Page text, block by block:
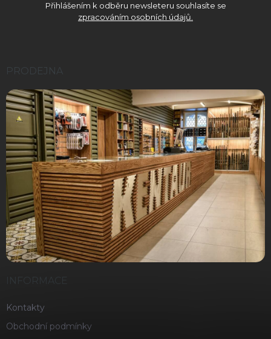
Přihlášením k odběru newsleteru souhlasíte se
zpracováním osobních údajů.
PRODEJNA
Kontakty
Obchodní podmínky